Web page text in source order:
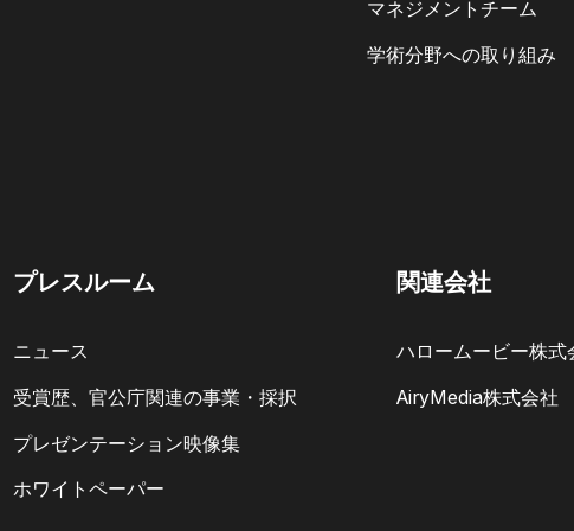
マネジメントチーム
学術分野への取り組み
プレスルーム
ニュース
受賞歴、官公庁関連の事業・採択
プレゼンテーション映像集
ホワイトペーパー
関連会社
ハロームービー株式
AiryMedia株式会社